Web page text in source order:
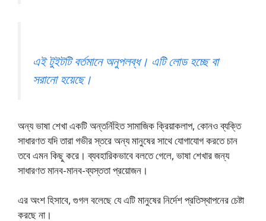
এই টুইটটি বর্তমানে অনুপলব্ধ। এটি লোড হচ্ছে বা
সরানো হয়েছে।
অন্য ভাষা শেখা একটি অন্তর্নিহিত সামাজিক ক্রিয়াকলাপ, কোনও ব্যক্তি
সাধারণত যদি তারা গভীর স্তরে অন্য মানুষের সাথে যোগাযোগ করতে চান
তবে এমন কিছু করে। ব্যবহারিকভাবে বলতে গেলে, ভাষা শেখার জন্য
সাধারণত মানব-মানব-ব্যস্ততা প্রয়োজন।
এর অংশ হিসাবে, গুগল বলেছে যে এটি মানুষের নির্দেশ প্রতিস্থাপনের চেষ্টা
করছে না।